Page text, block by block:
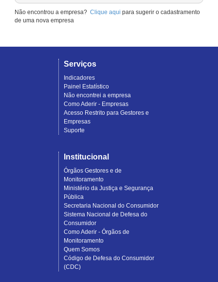
Não encontrou a empresa? Clique aqui para sugerir o cadastramento
de uma nova empresa
Serviços
Indicadores
Painel Estatístico
Não encontrei a empresa
Como Aderir - Empresas
Acesso Restrito para Gestores e
Empresas
Suporte
Institucional
Órgãos Gestores e de
Monitoramento
Ministério da Justiça e Segurança
Pública
Secretaria Nacional do Consumidor
Sistema Nacional de Defesa do
Consumidor
Como Aderir - Órgãos de
Monitoramento
Quem Somos
Código de Defesa do Consumidor
(CDC)